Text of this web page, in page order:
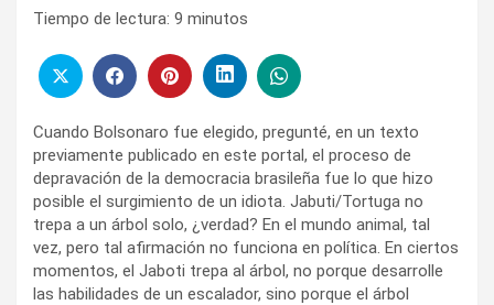
Tiempo de lectura: 9 minutos
Cuando Bolsonaro fue elegido, pregunté, en un texto
previamente publicado en este portal, el proceso de
depravación de la democracia brasileña fue lo que hizo
posible el surgimiento de un idiota. Jabuti/Tortuga no
trepa a un árbol solo, ¿verdad? En el mundo animal, tal
vez, pero tal afirmación no funciona en política. En ciertos
momentos, el Jaboti trepa al árbol, no porque desarrolle
las habilidades de un escalador, sino porque el árbol